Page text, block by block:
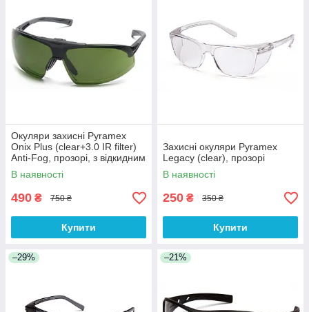
Окуляри захисні Pyramex
Onix Plus (clear+3.0 IR filter)
Anti-Fog, прозорі, з відкидним
фільтром від ІнфраЧерв
випромін
В наявності
490 ₴ 750 ₴
Купити
Захисні окуляри Pyramex
Legacy (clear), прозорі
В наявності
250 ₴ 350 ₴
Купити
–29% –21%